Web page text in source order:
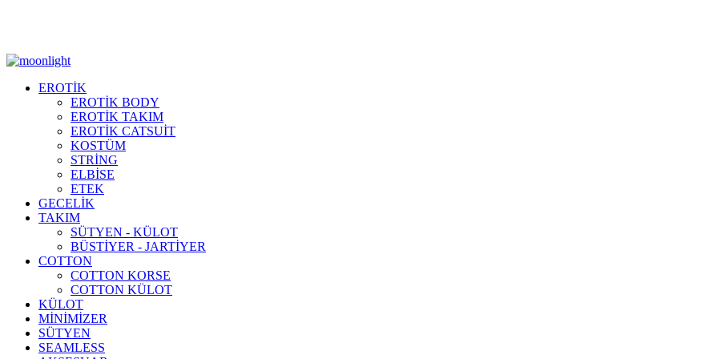
EROTİK
EROTİK BODY
EROTİK TAKIM
EROTİK CATSUİT
KOSTÜM
STRİNG
ELBİSE
ETEK
GECELİK
TAKIM
SÜTYEN - KÜLOT
BÜSTİYER - JARTİYER
COTTON
COTTON KORSE
COTTON KÜLOT
KÜLOT
MİNİMİZER
SÜTYEN
SEAMLESS